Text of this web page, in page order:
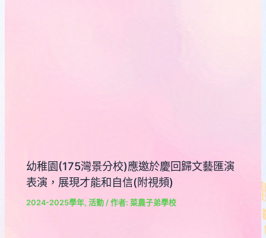
幼稚園(175灣景分校)應邀於慶回歸文藝匯演
表演，展現才能和自信(附視頻)
2024-2025學年,活動 / 作者:菜農子弟學校